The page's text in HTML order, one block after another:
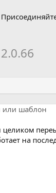
2.0.66
или шаблон
целиком
на